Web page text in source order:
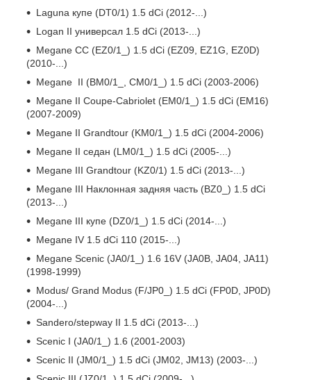
Laguna купе (DT0/1) 1.5 dCi (2012-...)
Logan II универсал 1.5 dCi (2013-...)
Megane CC (EZ0/1_) 1.5 dCi (EZ09, EZ1G, EZ0D)
(2010-...)
Megane II (BM0/1_, CM0/1_) 1.5 dCi (2003-2006)
Megane II Coupe-Cabriolet (EM0/1_) 1.5 dCi (EM16)
(2007-2009)
Megane II Grandtour (KM0/1_) 1.5 dCi (2004-2006)
Megane II седан (LM0/1_) 1.5 dCi (2005-...)
Megane III Grandtour (KZ0/1) 1.5 dCi (2013-...)
Megane III Наклонная задняя часть (BZ0_) 1.5 dCi
(2013-...)
Megane III купе (DZ0/1_) 1.5 dCi (2014-...)
Megane IV 1.5 dCi 110 (2015-...)
Megane Scenic (JA0/1_) 1.6 16V (JA0B, JA04, JA11)
(1998-1999)
Modus/ Grand Modus (F/JP0_) 1.5 dCi (FP0D, JP0D)
(2004-...)
Sandero/stepway II 1.5 dCi (2013-...)
Scenic I (JA0/1_) 1.6 (2001-2003)
Scenic II (JM0/1_) 1.5 dCi (JM02, JM13) (2003-...)